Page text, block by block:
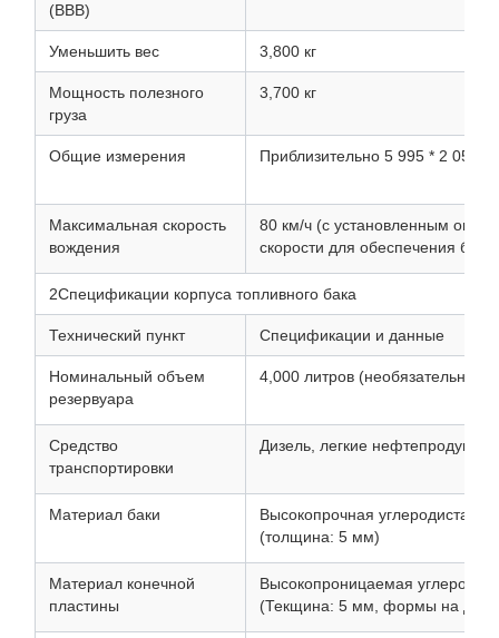
(ВВВ)
Уменьшить вес 3,800 кг
Мощность полезного
груза
3,700 кг
Общие измерения Приблизительно 5 995 * 2 050 *
Максимальная скорость
вождения
80 км/ч (с установленным
скорости для обеспечения
2Спецификации корпуса топливного бака
Технический пункт Спецификации и данные
Номинальный объем
резервуара
4,000 литров (необязательно:
Средство
транспортировки
Дизель, легкие нефтепродукты
Материал баки
Высокопрочная углеродистая
(толщина: 5 мм)
Материал конечной
пластины
Высокопроницаемая
(Текщина: 5 мм, формы на